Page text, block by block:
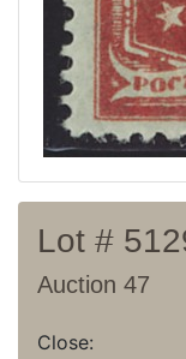
Contact
Lot #
Auction 47
Close: